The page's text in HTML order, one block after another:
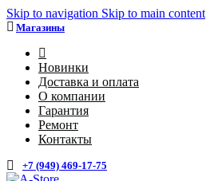
Skip to navigation Skip to main content
Магазины
Новинки
Доставка и оплата
О компании
Гарантия
Ремонт
Контакты
+7 (949) 469-17-75